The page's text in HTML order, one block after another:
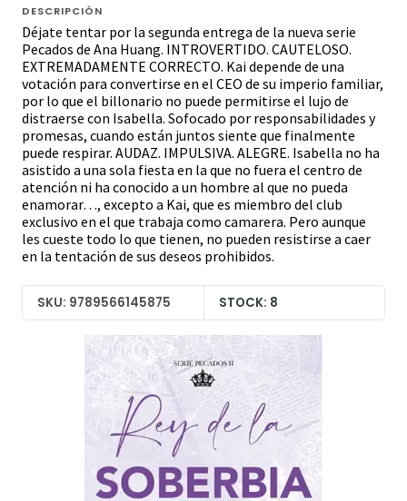
DESCRIPCIÓN
Déjate tentar por la segunda entrega de la nueva serie
Pecados de Ana Huang. INTROVERTIDO. CAUTELOSO.
EXTREMADAMENTE CORRECTO. Kai depende de una
votación para convertirse en el CEO de su imperio familiar,
por lo que el billonario no puede permitirse el lujo de
distraerse con Isabella. Sofocado por responsabilidades y
promesas, cuando están juntos siente que finalmente
puede respirar. AUDAZ. IMPULSIVA. ALEGRE. Isabella no ha
asistido a una sola fiesta en la que no fuera el centro de
atención ni ha conocido a un hombre al que no pueda
enamorar…, excepto a Kai, que es miembro del club
exclusivo en el que trabaja como camarera. Pero aunque
les cueste todo lo que tienen, no pueden resistirse a caer
en la tentación de sus deseos prohibidos.
SKU: 9789566145875 STOCK: 8